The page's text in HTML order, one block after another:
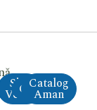
Site
VechiCreAI
Catalog
Aman